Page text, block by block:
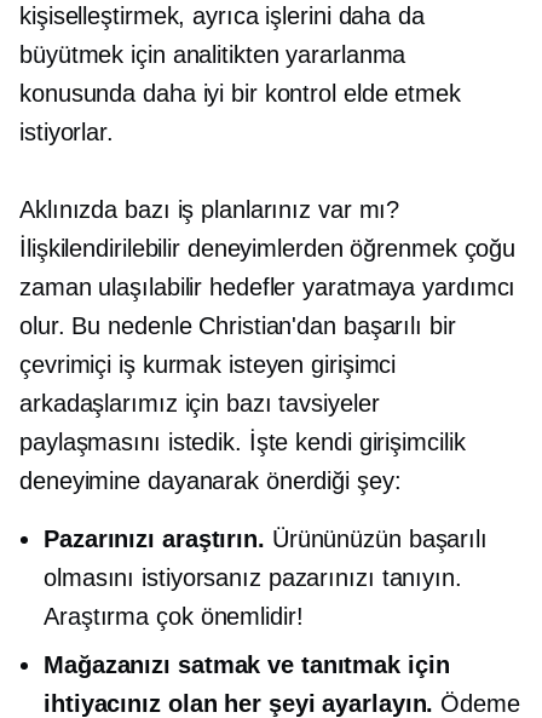
kişiselleştirmek, ayrıca işlerini daha da
büyütmek için analitikten yararlanma
konusunda daha iyi bir kontrol elde etmek
istiyorlar.
Aklınızda bazı iş planlarınız var mı?
İlişkilendirilebilir deneyimlerden öğrenmek çoğu
zaman ulaşılabilir hedefler yaratmaya yardımcı
olur. Bu nedenle Christian'dan başarılı bir
çevrimiçi iş kurmak isteyen girişimci
arkadaşlarımız için bazı tavsiyeler
paylaşmasını istedik. İşte kendi girişimcilik
deneyimine dayanarak önerdiği şey:
Pazarınızı araştırın. Ürününüzün başarılı
olmasını istiyorsanız pazarınızı tanıyın.
Araştırma çok önemlidir!
Mağazanızı satmak ve tanıtmak için
ihtiyacınız olan her şeyi ayarlayın. Ödeme